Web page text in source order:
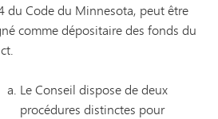
du Code du Minnesota, peut être
comme dépositaire des fonds du
Le Conseil dispose de deux
procédures distinctes pour